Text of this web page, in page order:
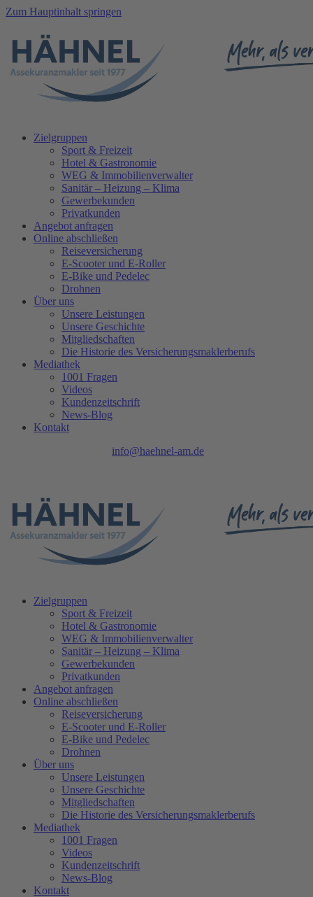
Zum Hauptinhalt springen
Zielgruppen
Sport & Freizeit
Hotel & Gastronomie
WEG & Immobilienverwalter
Sanitär – Heizung – Klima
Gewerbekunden
Privatkunden
Angebot anfragen
Online abschließen
Reiseversicherung
E-Scooter und E-Roller
E-Bike und Pedelec
Drohnen
Über uns
Unsere Leistungen
Unsere Geschichte
Mitgliedschaften
Die Historie des Versicherungsmaklerberufs
Mediathek
1001 Fragen
Videos
Kundenzeitschrift
News-Blog
Kontakt
info@haehnel-am.de
Zielgruppen
Sport & Freizeit
Hotel & Gastronomie
WEG & Immobilienverwalter
Sanitär – Heizung – Klima
Gewerbekunden
Privatkunden
Angebot anfragen
Online abschließen
Reiseversicherung
E-Scooter und E-Roller
E-Bike und Pedelec
Drohnen
Über uns
Unsere Leistungen
Unsere Geschichte
Mitgliedschaften
Die Historie des Versicherungsmaklerberufs
Mediathek
1001 Fragen
Videos
Kundenzeitschrift
News-Blog
Kontakt